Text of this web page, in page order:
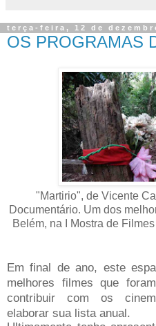
terça-feira, 12 de
OS PROGRAMAS
"Martirio", de Vicente
Documentário. Um dos
Belém, na I Mostra de
Em final de ano, este
melhores filmes que
contribuir com os
elaborar sua lista anual.